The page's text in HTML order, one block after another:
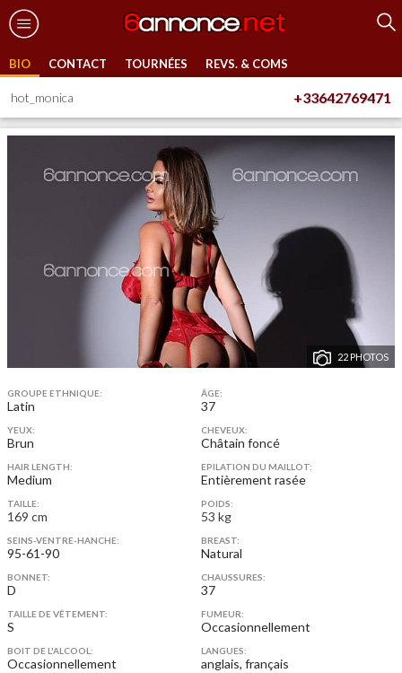
BIO CONTACT TOURNÉES REVS. & COMS
hot_monica +33642769471
22 PHOTOS
GROUPE ETHNIQUE:
Latin
ÂGE:
37
YEUX:
Brun
CHEVEUX:
Châtain foncé
HAIR LENGTH:
Medium
EPILATION DU MAILLOT:
Entièrement rasée
TAILLE:
169 cm
POIDS:
53 kg
SEINS-VENTRE-HANCHE:
95-61-90
BREAST:
Natural
BONNET:
D
CHAUSSURES:
37
TAILLE DE VÊTEMENT:
S
FUMEUR:
Occasionnellement
BOIT DE L'ALCOOL:
Occasionnellement
LANGUES:
anglais, français